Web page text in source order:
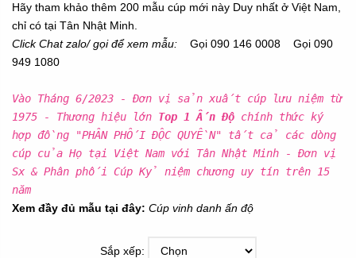
Hãy tham khảo thêm 200 mẫu cúp mới này Duy nhất ở Việt Nam,
chỉ có tại Tân Nhật Minh.
Click Chat zalo/ gọi để xem mẫu:
Gọi 090 146 0008 Gọi 090
949 1080
Vào Tháng 6/2023 - Đơn vị sản xuất cúp lưu niệm từ
1975 - Thương hiệu lớn Top 1 Ấn Độ chính thức ký
hợp đồng "PHÂN PHỐI ĐỘC QUYỀN" tất cả các dòng
cúp của Họ tại Việt Nam với Tân Nhật Minh - Đơn vị
Sx & Phân phối Cúp Kỷ niệm chương uy tín trên 15
năm
Xem đầy đủ mẫu tại đây: Cúp vinh danh ấn độ
Sắp xếp: